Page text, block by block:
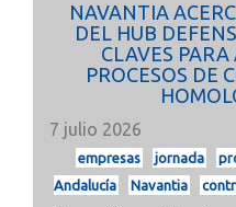
NAVANTIA
DEL HUB
CLAVES PARA
PROCESOS DE
7 julio 2026
empresas jornada
Andalucía
Navantia